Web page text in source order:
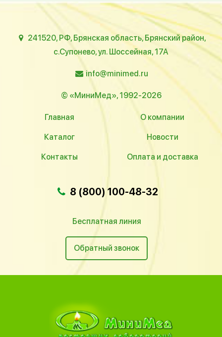
241520, РФ, Брянская область, Брянский район,
с.Супонево, ул. Шоссейная, 17А
info@minimed.ru
© «МиниМед», 1992-2026
Главная О компании
Каталог Новости
Контакты Оплата и доставка
8 (800) 100-48-32
Бесплатная линия
Обратный звонок